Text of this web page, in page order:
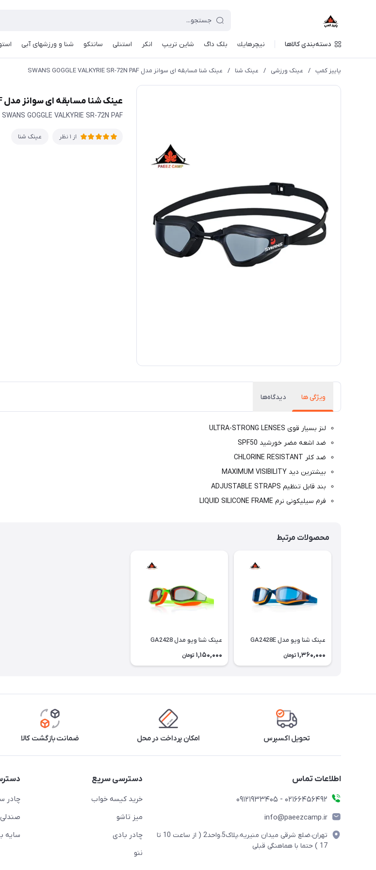
دسته‌بندی کالاها نيچرهايك بلک داگ شاین تریپ انکر استنلی سانتکو شنا و ورزشهای آبی
پاییز کمپ / عینک ورزشی / عینک شنا / عینک شنا مسابقه ای سوانز مدل SWANS GOGGLE VALKYRIE SR-72N PAF
عینک شنا مسابقه ای سوانز مدل SWANS GOGGLE VALKYRIE SR-72N PAF
SWANS GOGGLE VALKYRIE SR-72N PAF
از 1 نظر عینک شنا
ویژگی ها دیدگاه‌ها
لنز بسیار قوی ULTRA-STRONG LENSES
ضد اشعه مضر خورشید SPF50
ضد کلر CHLORINE RESISTANT
بیشترین دید MAXIMUM VISIBILITY
بند قابل تنظیم ADJUSTABLE STRAPS
فرم سیلیکونی نرم LIQUID SILICONE FRAME
محصولات مرتبط
عینک شنا ویو مدل GA2428E
1,360,000 تومان
عینک شنا ویو مدل GA2428
1,150,000 تومان
تحویل اکسپرس امکان پرداخت در محل ضمانت بازگشت کالا
اطلاعات تماس
02166456492 - 09121933405
info@paeezcamp.ir
تهران،ضلع شرقی میدان منیریه،پلاک5،واحد2 ( از ساعت 10 تا
17 ) حتما با هماهنگی قبلی
دسترسی سریع
خرید کیسه خواب
میز تاشو
چادر بادی
ننو
چادر
سایه